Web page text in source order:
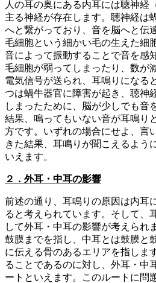
人の耳の奥にある内耳には聴神経
主る神経が存在します。聴神経は
へと繋がっており、音を脳へと伝
毛細胞という細かい毛の生えた細
音によって振動することで音を感
毛細胞が弱ってしまったり、数が
電気信号が送られ、耳鳴りになる
つは蝸牛器官に障害が起き、聴神
しまったために、脳が少しでも音
結果、鳴ってもいない音が耳鳴り
方です。いずれの場合にせよ、言
きた結果、耳鳴りが聞こえるよう
いえます。
２．外耳・中耳の影響
前述の通り、耳鳴りの原因は内耳
ると考えられています。そして、
して外耳・中耳の影響が考えられ
鼓膜までを指し、中耳とは鼓膜と
に伝える骨のあるエリアを指しま
ることであるのに対し、外耳・中
ートといえます。このルートに問